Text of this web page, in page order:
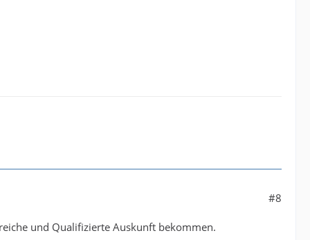
#8
und Qualifizierte Auskunft bekommen.